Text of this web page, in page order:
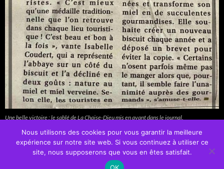
Une belle victoire : le sablé de La Chaise-Dieu mis en avant dans le journal.
Nous utilisons des cookies pour vous garantir la meilleure
expérience sur notre site web. Si vous continuez à utiliser ce
site, nous supposerons que vous en êtes satisfait.
OK